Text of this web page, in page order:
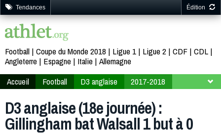
Tendances Édition
Football Coupe du Monde 2018 Ligue 1 Ligue 2 CDF CDL
Angleterre
Espagne Italie Allemagne
Accueil
Football D3 anglaise
2017-2018
D3 anglaise (18e journée) :
Gillingham bat Walsall 1 but à 0